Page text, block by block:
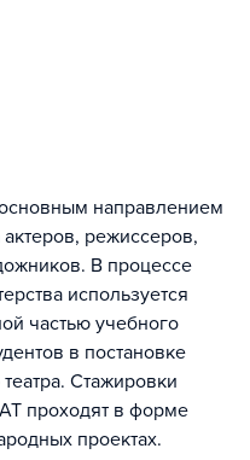
направлением
актеров, режиссеров,
В процессе
используется
частью учебного
в постановке
Стажировки
проходят в форме
проектах.